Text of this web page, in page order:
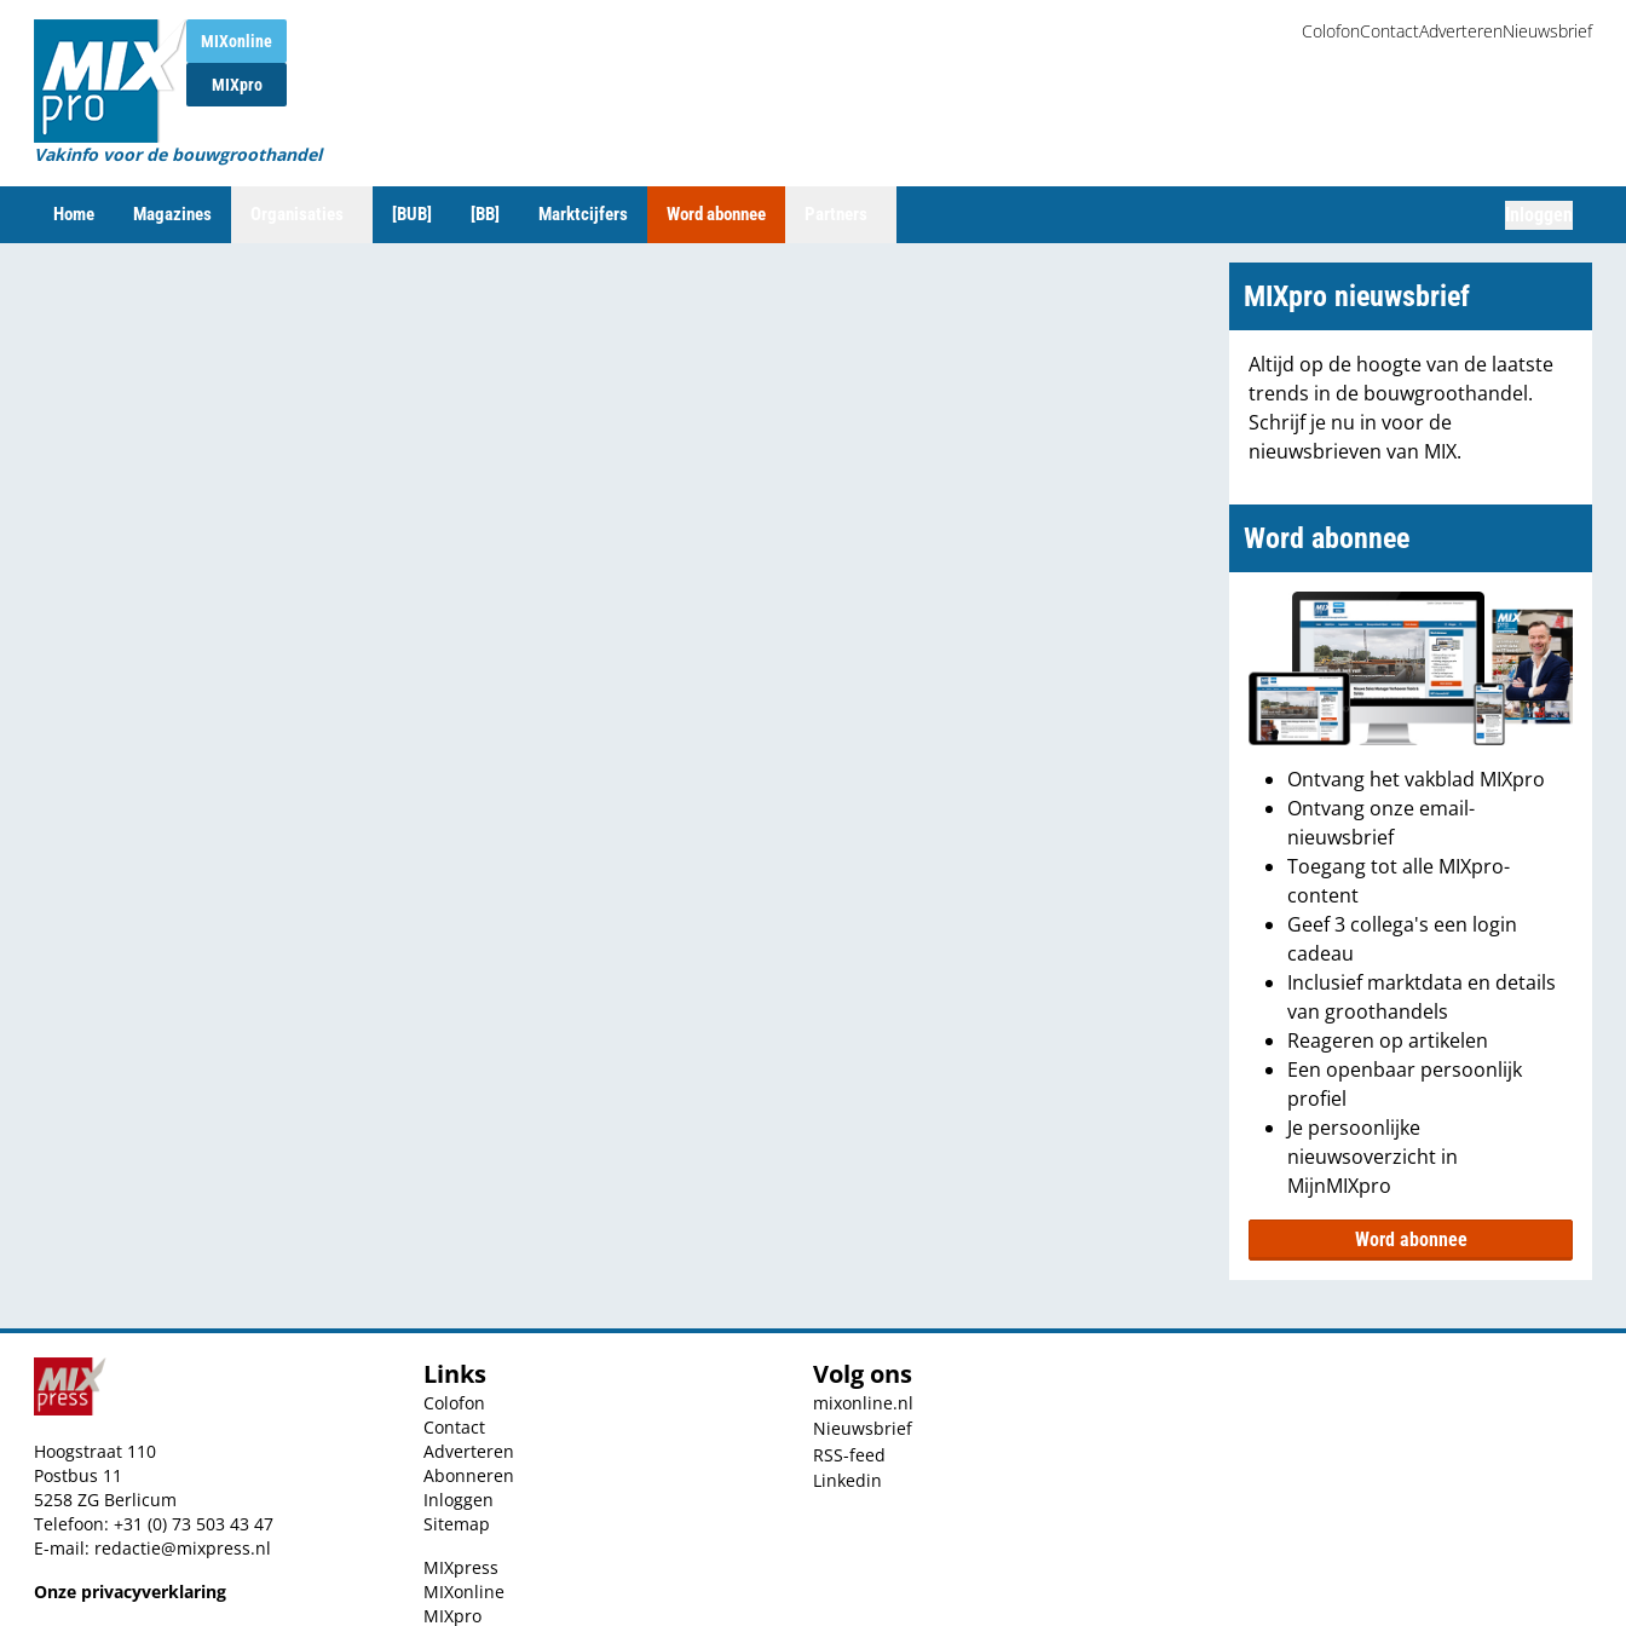
MIXonline
MIXpro
Vakinfo voor de bouwgroothandel
ColofonContactAdverterenNieuwsbrief
Home Magazines [BUB] [BB] Marktcijfers Word abonnee
MIXpro nieuwsbrief
Altijd op de hoogte van de laatste
trends in de bouwgroothandel.
Schrijf je nu in voor de
nieuwsbrieven van MIX.
Word abonnee
Ontvang het vakblad MIXpro
Ontvang onze email-
nieuwsbrief
Toegang tot alle MIXpro-
content
Geef 3 collega's een login
cadeau
Inclusief marktdata en details
van groothandels
Reageren op artikelen
Een openbaar persoonlijk
profiel
Je persoonlijke
nieuwsoverzicht in
MijnMIXpro
Word abonnee
Hoogstraat 110
Postbus 11
5258 ZG Berlicum
Telefoon: +31 (0) 73 503 43 47
E-mail: redactie@mixpress.nl
Onze privacyverklaring
Links
Colofon
Contact
Adverteren
Abonneren
Inloggen
Sitemap
MIXpress
MIXonline
MIXpro
Volg ons
mixonline.nl
Nieuwsbrief
RSS-feed
Linkedin